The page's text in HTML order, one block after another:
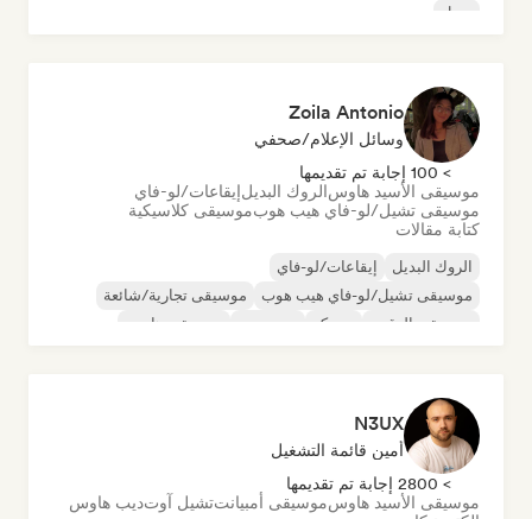
سول
Zoila Antonio
وسائل الإعلام/صحفي
> 100 إجابة تم تقديمها
موسيقى الأسيد هاوسالروك البديلإيقاعات/لو-فاي
موسيقى تشيل/لو-فاي هيب هوبموسيقى كلاسيكية
كتابة مقالات
الروك البديل
إيقاعات/لو-فاي
موسيقى تشيل/لو-فاي هيب هوب
موسيقى تجارية/شائعة
موسيقى الرقص
ديسكو موسيقى هاوس
N3UX
أمين قائمة التشغيل
> 2800 إجابة تم تقديمها
موسيقى الأسيد هاوسموسيقى أمبيانتتشيل آوتديب هاوس